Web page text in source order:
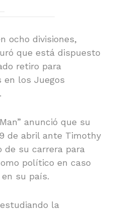
ocho divisiones,
que está dispuesto
retiro para
en los Juegos
anunció que su
de abril ante Timothy
de su carrera para
político en caso
su país.
la